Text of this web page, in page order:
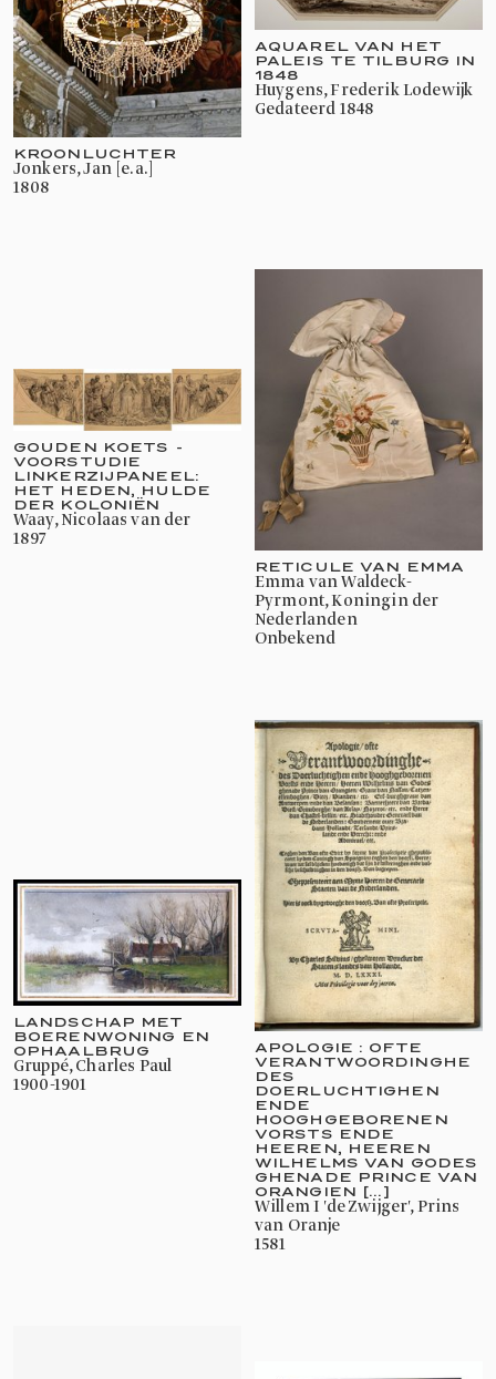
KROONLUCHTER
Jonkers, Jan [e.a.]
1808
AQUAREL VAN HET
PALEIS TE TILBURG IN
1848
Huygens, Frederik Lodewijk
gedateerd 1848
GOUDEN KOETS -
VOORSTUDIE
LINKERZIJPANEEL:
HET HEDEN, HULDE
DER KOLONIËN
Waay, Nicolaas van der
1897
RETICULE VAN EMMA
Emma van Waldeck-
Pyrmont, Koningin der
Nederlanden
onbekend
LANDSCHAP MET
BOERENWONING EN
OPHAALBRUG
Gruppé, Charles Paul
1900-1901
APOLOGIE : OFTE
VERANTWOORDINGHE
DES
DOERLUCHTIGHEN
ENDE
HOOGHGEBORENEN
VORSTS ENDE
HEEREN, HEEREN
WILHELMS VAN GODES
GHENADE PRINCE VAN
ORANGIEN [...]
Willem I 'de Zwijger', Prins
van Oranje
1581